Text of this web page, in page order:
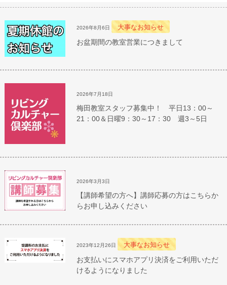
2026年8月6日 大事なお知らせ
お盆期間の教室営業につきまして
2026年7月18日
梅田教室スタッフ募集中！ 平日13：00～
21：00＆日曜9：30～17：30 週3～5日
2026年3月3日
【講師希望の方へ】講師応募の方はこちらか
らお申し込みください
2023年12月26日 大事なお知らせ
お支払いにスマホアプリ決済をご利用いただ
けるようになりました